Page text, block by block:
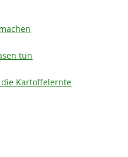
tun
Kartoffelernte